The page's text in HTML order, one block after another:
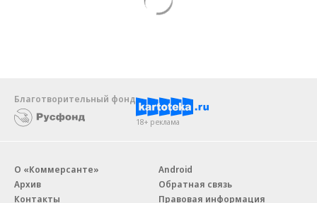
Благотворительный фонд
18+ реклама
О «Коммерсанте»
Архив
Контакты
Android
Обратная связь
Правовая информация